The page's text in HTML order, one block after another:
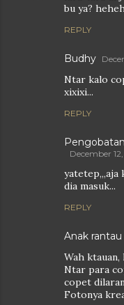
bu ya?
REPLY
Budhy
Ntar kalo
xixixi...
REPLY
December
yatetep,,,aja
dia masuk...
REPLY
Anak rantau
Wah ktauan,
Ntar para
copet
Fotonya